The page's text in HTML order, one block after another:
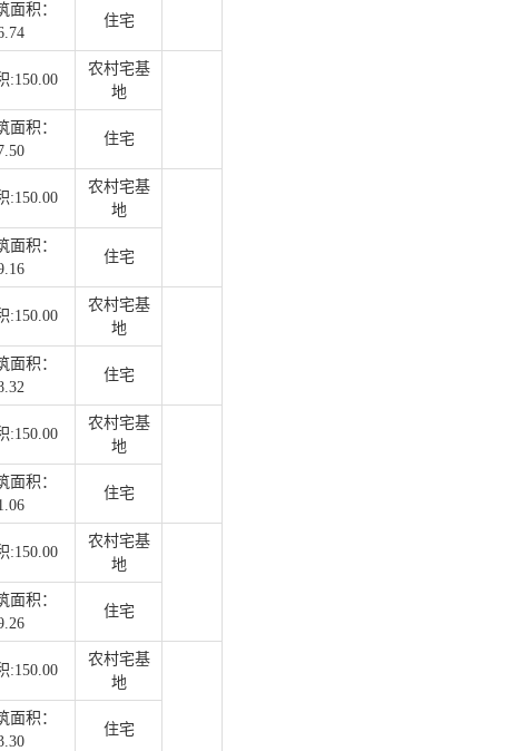
面积：
住宅
:150.00
农村宅基
地
面积：
住宅
:150.00
农村宅基
地
面积：
住宅
:150.00
农村宅基
地
面积：
住宅
:150.00
农村宅基
地
面积：
住宅
:150.00
农村宅基
地
面积：
住宅
:150.00
农村宅基
地
面积：
住宅